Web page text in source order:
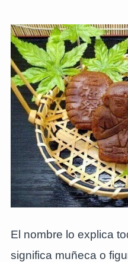
El nombre lo explica
significa muñeca o